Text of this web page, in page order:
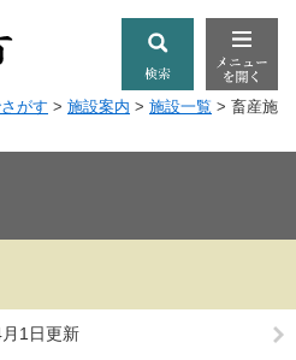
がす > 施設案内 > 施設一覧 > 畜産施
1日更新